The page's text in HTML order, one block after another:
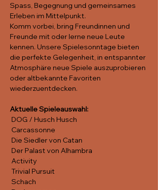
Spass, Begegnung und gemeinsames
Erleben im Mittelpunkt.
Komm vorbei, bring Freundinnen und
Freunde mit oder lerne neue Leute
kennen. Unsere Spielesonntage bieten
die perfekte Gelegenheit, in entspannter
Atmosphäre neue Spiele auszuprobieren
oder altbekannte Favoriten
wiederzuentdecken.
Aktuelle Spieleauswahl:
DOG / Husch Husch
Carcassonne
Die Siedler von Catan
Der Palast von Alhambra
Activity
Trivial Pursuit
Schach